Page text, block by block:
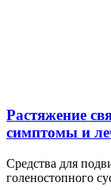
Растяжение
симптомы и
Средства для
голеностопного